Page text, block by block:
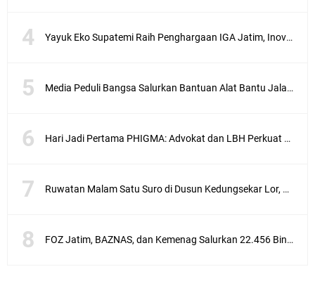
Yayuk Eko Supatemi Raih Penghargaan IGA Jatim, Inovasi Wayang Kulit untuk Anak Berkebutuhan Khusus
Media Peduli Bangsa Salurkan Bantuan Alat Bantu Jalan untuk Lansia
Hari Jadi Pertama PHIGMA: Advokat dan LBH Perkuat Soliditas di Jakarta
Ruwatan Malam Satu Suro di Dusun Kedungsekar Lor, Tradisi Luhur yang Terus Istiqomah
FOZ Jatim, BAZNAS, dan Kemenag Salurkan 22.456 Bingkisan Lebaran Yatim Serentak di Berbagai Daerah di Jawa Timur